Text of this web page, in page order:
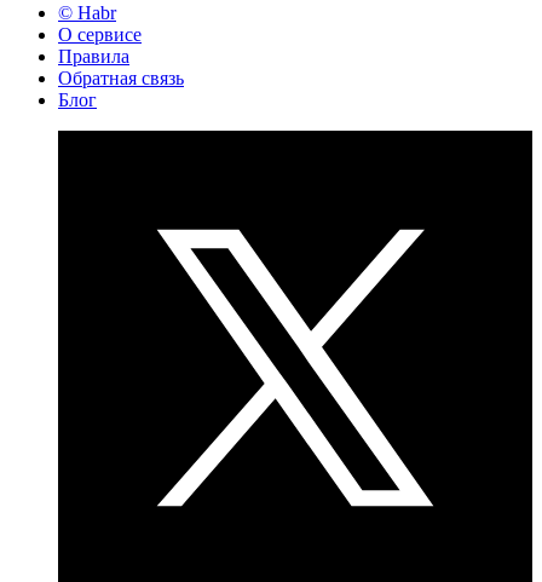
© Habr
О сервисе
Правила
Обратная связь
Блог